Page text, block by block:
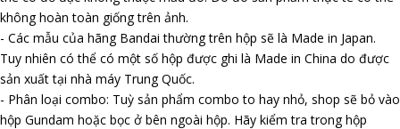
không hoàn toàn giống trên ảnh.
- Các mẫu của hãng Bandai thường trên hộp sẽ là Made in Japan.
Tuy nhiên có thể có một số hộp được ghi là Made in China do được
sản xuất tại nhà máy Trung Quốc.
- Phân loại combo: Tuỳ sản phẩm combo to hay nhỏ, shop sẽ bỏ vào
hộp Gundam hoặc bọc ở bên ngoài hộp. Hãy kiểm tra trong hộp